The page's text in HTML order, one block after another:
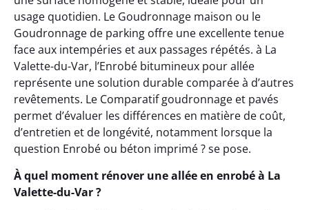
usage quotidien. Le Goudronnage maison ou le
Goudronnage de parking offre une excellente tenue
face aux intempéries et aux passages répétés. à La
Valette-du-Var, l’Enrobé bitumineux pour allée
représente une solution durable comparée à d’autres
revêtements. Le Comparatif goudronnage et pavés
permet d’évaluer les différences en matière de coût,
d’entretien et de longévité, notamment lorsque la
question Enrobé ou béton imprimé ? se pose.
À quel moment rénover une allée en enrobé à La
Valette-du-Var ?